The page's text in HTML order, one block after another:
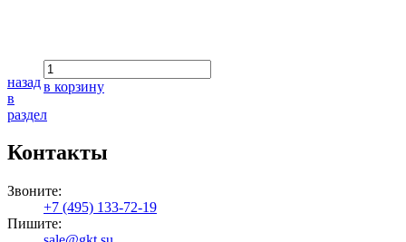
в корзину
назад
в
раздел
Контакты
Звоните:
+7 (495) 133-72-19
Пишите: